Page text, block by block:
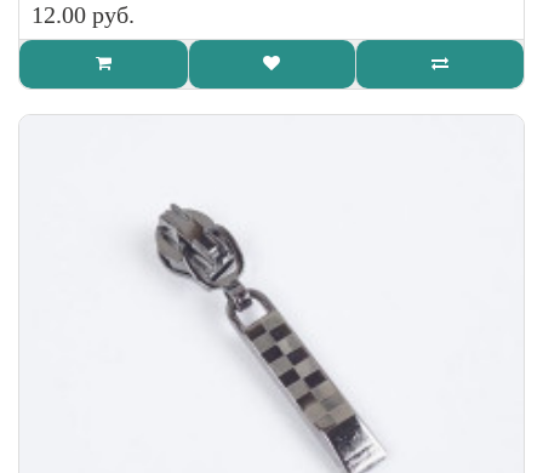
12.00 руб.